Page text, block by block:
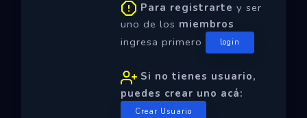
Para registrarte y ser
uno de los miembros
ingresa primero
login
Si no tienes usuario,
puedes crear uno acá:
Crear Usuario